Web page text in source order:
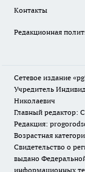
Контакты
Редакционная
Сетевое издание
Учредитель
Николаевич
Главный редактор:
Редакция:
Возрастная
Свидетельство о
выдано
информационных